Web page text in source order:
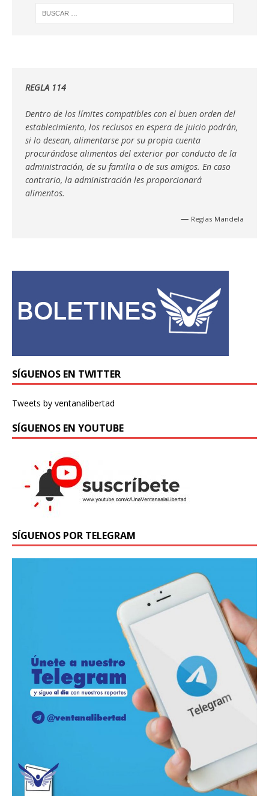
REGLA 114
Dentro de los límites compatibles con el buen orden del
establecimiento, los reclusos en espera de juicio podrán,
si lo desean, alimentarse por su propia cuenta
procurándose alimentos del exterior por conducto de la
administración, de su familia o de sus amigos. En caso
contrario, la administración les proporcionará
alimentos.
— Reglas Mandela
SÍGUENOS EN TWITTER
Tweets by ventanalibertad
SÍGUENOS EN YOUTUBE
SÍGUENOS POR TELEGRAM